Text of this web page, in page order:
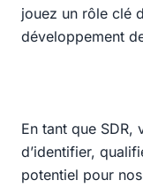
jouez un rôle clé
développement
En tant que
d’identifier,
potentiel pour